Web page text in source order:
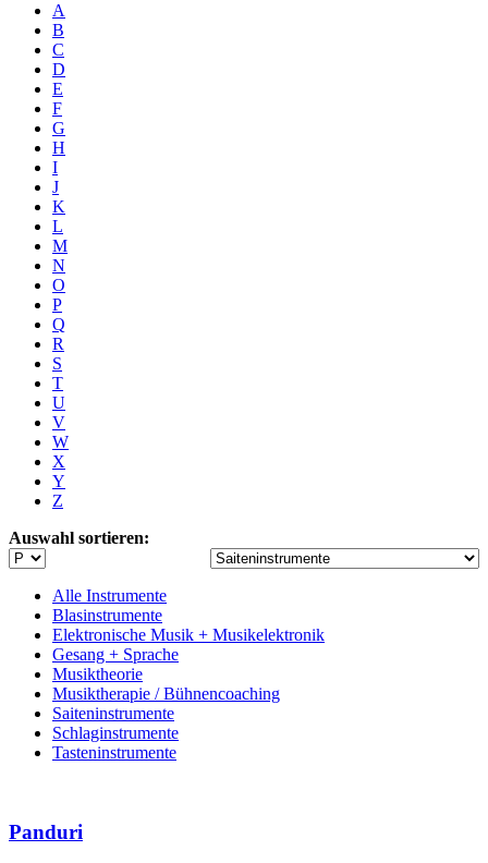
A
B
C
D
E
F
G
H
I
J
K
L
M
N
O
P
Q
R
S
T
U
V
W
X
Y
Z
Auswahl sortieren:
Alle Instrumente
Blasinstrumente
Elektronische Musik + Musikelektronik
Gesang + Sprache
Musiktheorie
Musiktherapie / Bühnencoaching
Saiteninstrumente
Schlaginstrumente
Tasteninstrumente
Panduri